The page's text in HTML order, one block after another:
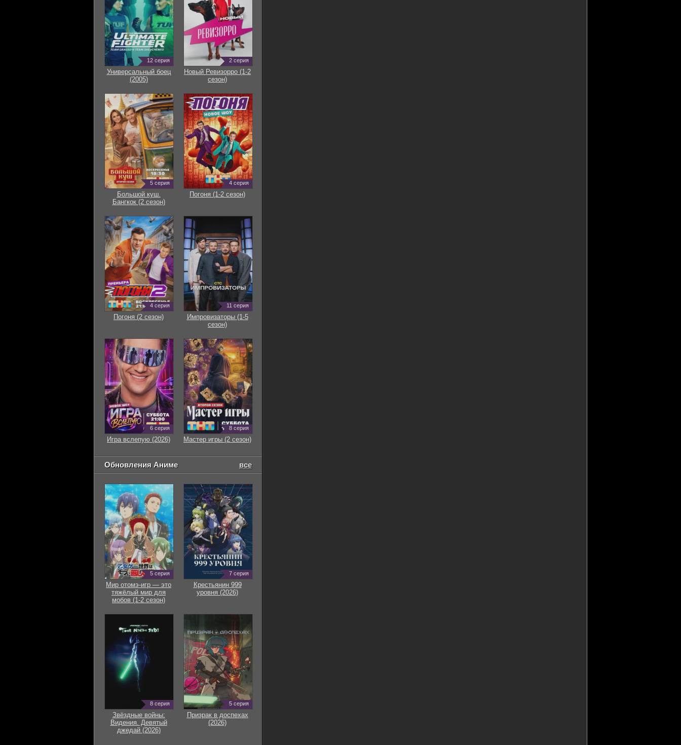
12 серия
Универсальный боец
(2005)
2 серия
Новый Ревизорро (1-2
сезон)
5 серия
Большой куш.
Бангкок (2 сезон)
4 серия
Погоня (1-2 сезон)
4 серия
Погоня (2 сезон)
11 серия
Импровизаторы (1-5
сезон)
6 серия
Игра вслепую (2026)
8 серия
Мастер игры (2 сезон)
Обновления Аниме все
5 серия
Мир отомэ-игр — это
тяжёлый мир для
мобов (1-2 сезон)
7 серия
Крестьянин 999
уровня (2026)
8 серия
Звёздные войны:
Видения. Девятый
джедай (2026)
5 серия
Призрак в доспехах
(2026)